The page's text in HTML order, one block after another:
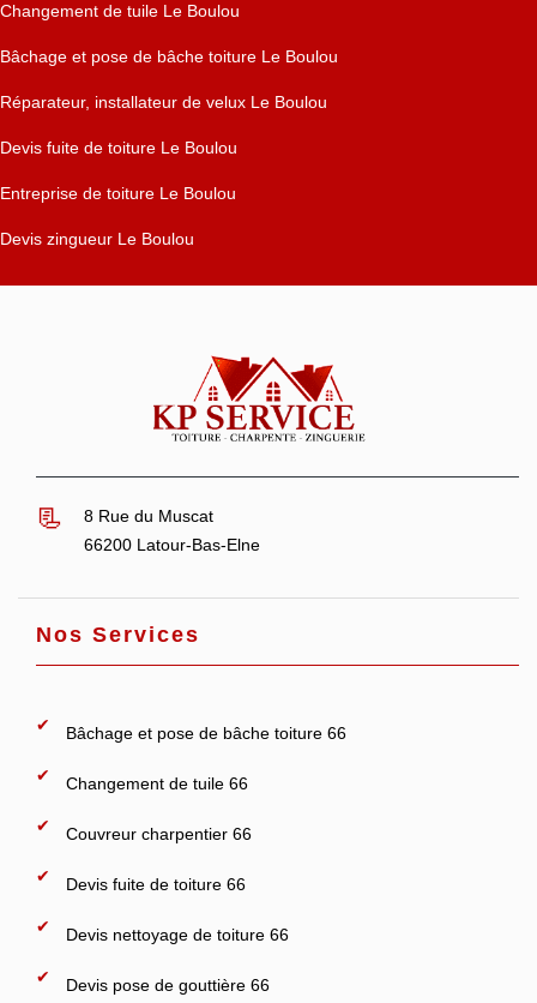
Changement de tuile Le Boulou
Bâchage et pose de bâche toiture Le Boulou
Réparateur, installateur de velux Le Boulou
Devis fuite de toiture Le Boulou
Entreprise de toiture Le Boulou
Devis zingueur Le Boulou
8 Rue du Muscat
66200 Latour-Bas-Elne
Nos Services
Bâchage et pose de bâche toiture 66
Changement de tuile 66
Couvreur charpentier 66
Devis fuite de toiture 66
Devis nettoyage de toiture 66
Devis pose de gouttière 66